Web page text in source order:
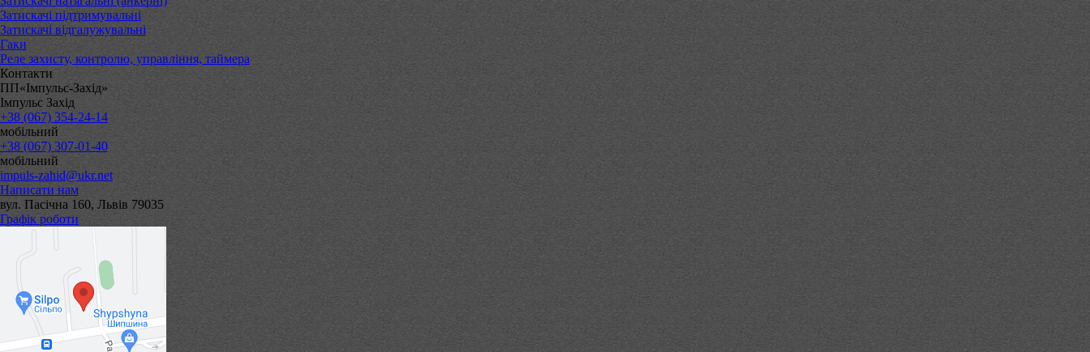
Затискачі підтримувальні
Затискачі відгалужувальні
Гаки
Реле захисту, контролю, управління, таймера
Контакти
ПП«Імпульс-Захід»
Імпульс Захід
+38 (067) 354-24-14
мобільний
+38 (067) 307-01-40
мобільний
impuls-zahid@ukr.net
Написати нам
вул. Пасічна 160, Львів 79035
Графік роботи